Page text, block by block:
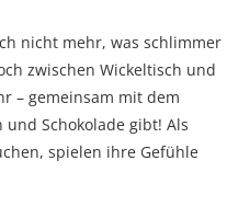
nicht mehr, was schlimmer
zwischen Wickeltisch und
– gemeinsam mit dem
Schokolade gibt! Als
spielen ihre Gefühle